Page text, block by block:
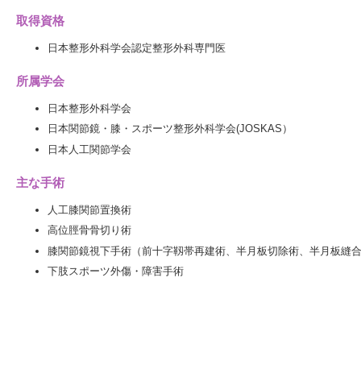
取得資格
日本整形外科学会認定整形外科専門医
所属学会
日本整形外科学会
日本関節鏡・膝・スポーツ整形外科学会(JOSKAS）
日本人工関節学会
主な手術
人工膝関節置換術
高位脛骨骨切り術
膝関節鏡視下手術（前十字靱帯再建術、半月板切除術、半月板縫
下肢スポーツ外傷・障害手術